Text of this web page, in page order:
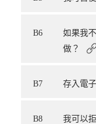
B6
如果我
做？
B7 存入電
B8 我可以